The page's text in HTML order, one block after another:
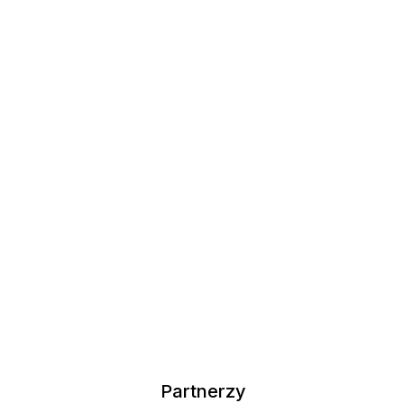
Partnerzy